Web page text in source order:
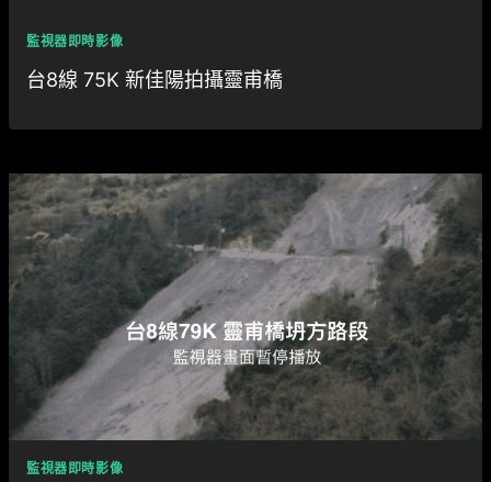
監視器即時影像
台8線 75K 新佳陽拍攝靈甫橋
監視器即時影像